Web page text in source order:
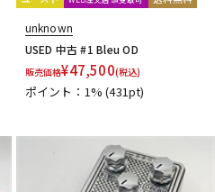
unknown
USED 中古 #1 Bleu OD
販売価格¥47,500(税込)
ポイント：1%(431pt)